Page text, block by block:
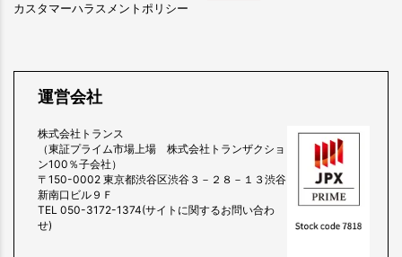
カスタマーハラスメントポリシー
運営会社
株式会社トランス
（東証プライム市場上場 株式会社トランザクショ
ン100％子会社）
〒150-0002 東京都渋谷区渋谷３－２８－１３渋谷
新南口ビル９Ｆ
TEL 050-3172-1374(サイトに関するお問い合わ
せ)